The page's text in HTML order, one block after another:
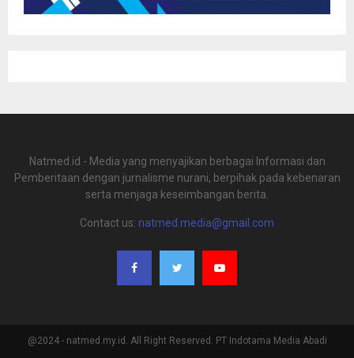
Natmed.id - Media yang menyajikan berbagai Informasi dan
Pemberitaan dengan jurnalisme nurani, berpihak pada kebenaran
serta menjaga keseimbangan berita.
Contact us: natmed.media@gmail.com
@2024 - natmed.my.id. All Right Reserved. PT Indotama Media Abadi